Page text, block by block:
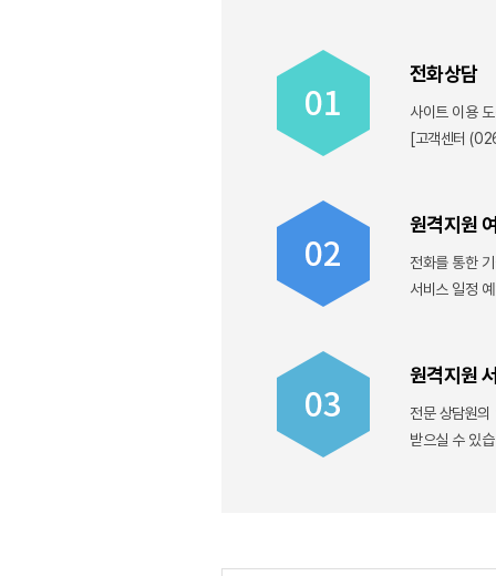
전화상담
사이트 이용
[고객센터
원격지원
전화를 통한
서비스 일정
원격지원
전문 상담원
받으실 수 있